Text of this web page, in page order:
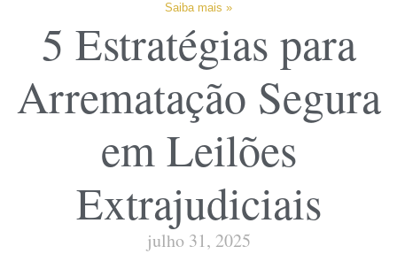
Saiba mais »
5 Estratégias para
Arrematação Segura
em Leilões
Extrajudiciais
julho 31, 2025